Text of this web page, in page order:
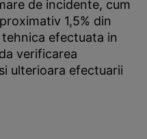
de incidente, cum
1,5% din
efectuata in
verificarea
ulterioara efectuarii